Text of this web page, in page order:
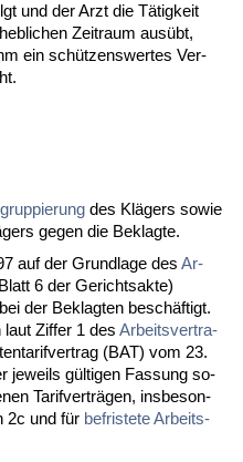
und der Arzt die Tätig­keit
Zeit­raum ausübt,
ein schützens­wer­tes Ver­
des Klägers so­wie
ge­gen die Be­klag­te.
auf der Grund­la­ge des Ar­
6 der Ge­richts­ak­te)
der Be­klag­ten beschäftigt.
Zif­fer 1 des Ar­beits­ver­tra­
(BAT) vom 23.
je­weils gülti­gen Fas­sung so­
Ta­rif­verträgen, ins­be­son­
2c und für be­fris­te­te Ar­beits­